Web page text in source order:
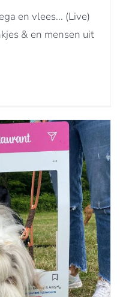
en vlees... (Live)
& en mensen uit